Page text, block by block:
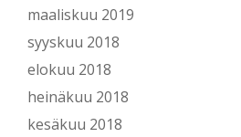
maaliskuu 2019
syyskuu 2018
elokuu 2018
heinäkuu 2018
kesäkuu 2018